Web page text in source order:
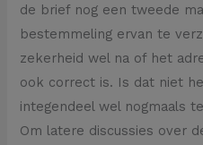
de brief nog een tweede
bestemmeling ervan te
zekerheid wel na of het
ook correct is. Is dat niet
integendeel wel nogmaals
Om latere discussies over